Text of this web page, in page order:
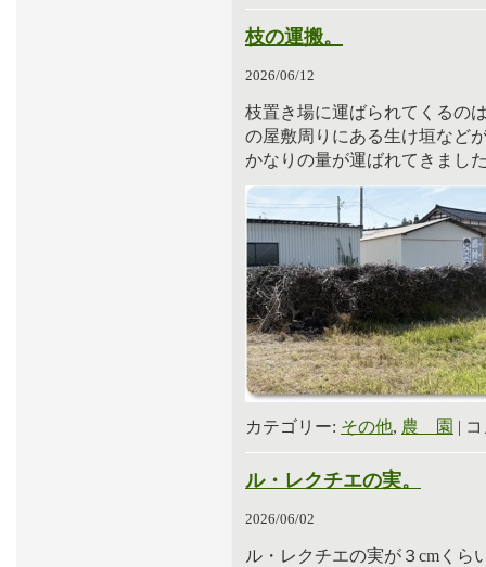
枝の運搬。
2026/06/12
枝置き場に運ばられてくるの
の屋敷周りにある生け垣など
かなりの量が運ばれてきまし
カテゴリー: その他, 農 園 |
ル・レクチエの実。
2026/06/02
ル・レクチエの実が３cmくら